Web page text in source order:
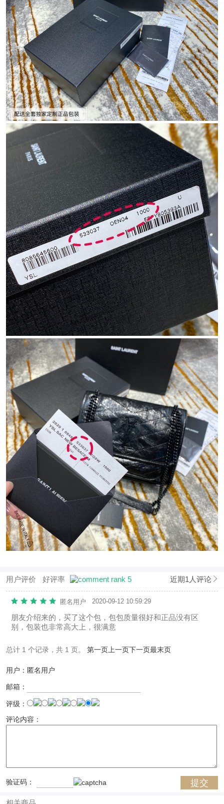
用户评价 好评率 近期1人评论
匿名用户 2020-09-12 10:59:29
朋友介绍来的，买了这个包，包包质量很好和正品没有区
别，包装也非常高大上，很满意
总计 1 个记录，共 1 页。 第一页 上一页下一页最末页
用户：匿名用户
邮箱：
评级：
评论内容：
验证码：